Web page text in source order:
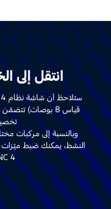
انتقل إلى
قياس 8 بوصات)
وبالنسبة إلى مركبات
النشط، يمكنك ضبط ميّزات
4.